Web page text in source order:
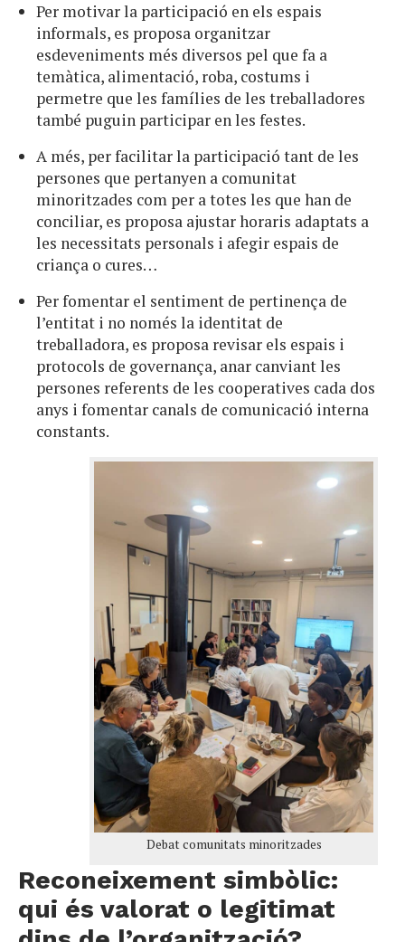
Per motivar la participació en els espais
informals, es proposa organitzar
esdeveniments més diversos pel que fa a
temàtica, alimentació, roba, costums i
permetre que les famílies de les treballadores
també puguin participar en les festes.
A més, per facilitar la participació tant de les
persones que pertanyen a comunitat
minoritzades com per a totes les que han de
conciliar, es proposa ajustar horaris adaptats a
les necessitats personals i afegir espais de
criança o cures…
Per fomentar el sentiment de pertinença de
l’entitat i no només la identitat de
treballadora, es proposa revisar els espais i
protocols de governança, anar canviant les
persones referents de les cooperatives cada dos
anys i fomentar canals de comunicació interna
constants.
Debat comunitats minoritzades
Reconeixement simbòlic:
qui és valorat o legitimat